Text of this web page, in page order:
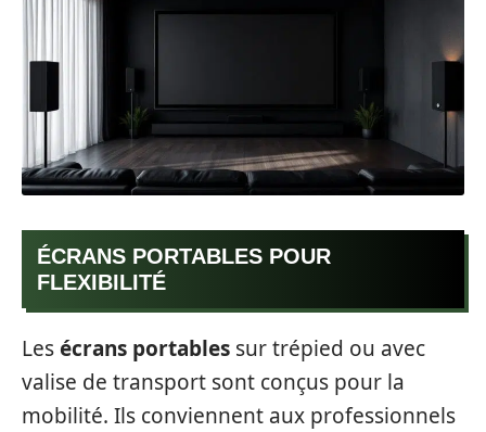
ÉCRANS PORTABLES POUR
FLEXIBILITÉ
Lesécrans portables sur trépied ou avec
valise de transport sont conçus pour la
mobilité. Ils conviennent aux professionnels